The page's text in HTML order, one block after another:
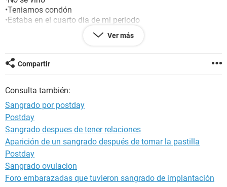
•Teniamos condón
•Estaba en el cuarto día de mi periodo
¿Yo soy irregular y en los periodos pasados tuve un retraso
denuevo aún más?
Ver más
Compartir
Consulta también:
Sangrado por postday
Postday
Sangrado despues de tener relaciones
Aparición de un sangrado después de tomar la pastilla
Postday
Sangrado ovulacion
Foro embarazadas que tuvieron sangrado de implantación